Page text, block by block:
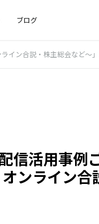
ブログ
イン合説・株主総会など〜
信活用事例
ンライン合